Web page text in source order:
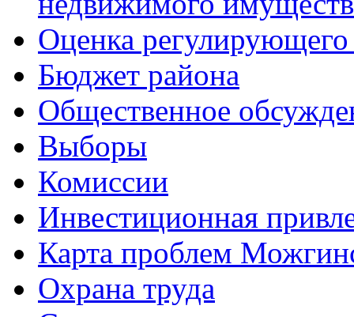
Оценка регулирующего
Бюджет района
Общественное
Выборы
Комиссии
Инвестиционная
Карта проблем
Охрана труда